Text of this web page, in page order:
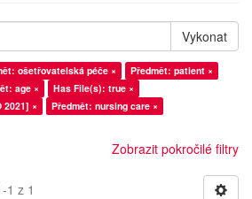
Vykonat
ošetřovatelská péče ×
Předmět: patient ×
age ×
Has File(s): true ×
2021] ×
Předmět: nursing care ×
Zobrazit pokročilé filtry
1 z 1